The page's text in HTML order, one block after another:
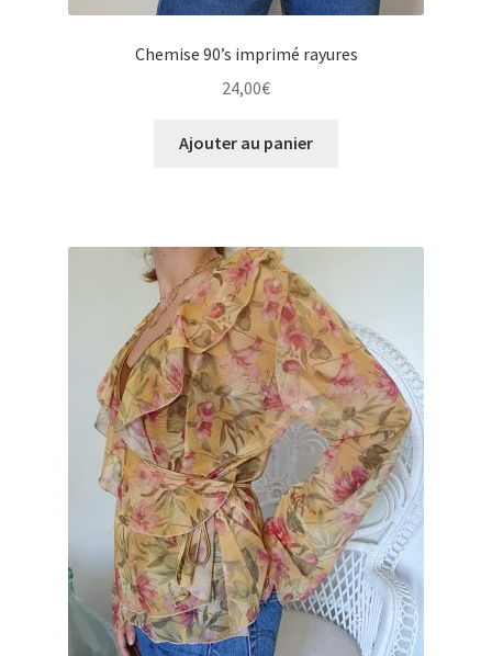
Chemise 90’s imprimé rayures
24,00€
Ajouter au panier